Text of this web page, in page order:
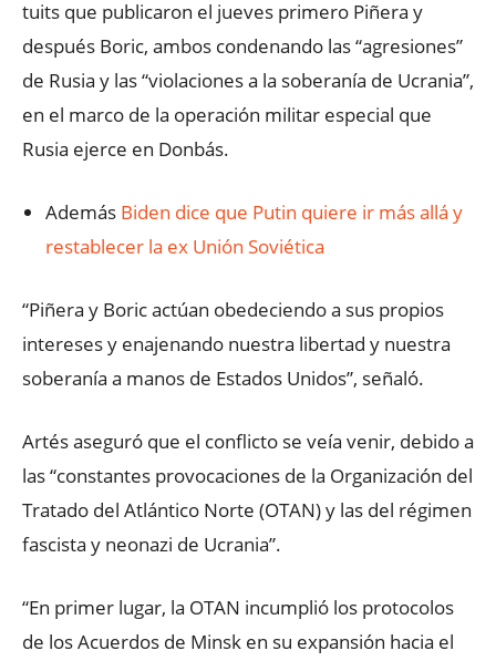
tuits que publicaron el jueves primero Piñera y
después Boric, ambos condenando las “agresiones”
de Rusia y las “violaciones a la soberanía de Ucrania”,
en el marco de la operación militar especial que
Rusia ejerce en Donbás.
Además Biden dice que Putin quiere ir más allá y
restablecer la ex Unión Soviética
“Piñera y Boric actúan obedeciendo a sus propios
intereses y enajenando nuestra libertad y nuestra
soberanía a manos de Estados Unidos”, señaló.
Artés aseguró que el conflicto se veía venir, debido a
las “constantes provocaciones de la Organización del
Tratado del Atlántico Norte (OTAN) y las del régimen
fascista y neonazi de Ucrania”.
“En primer lugar, la OTAN incumplió los protocolos
de los Acuerdos de Minsk en su expansión hacia el